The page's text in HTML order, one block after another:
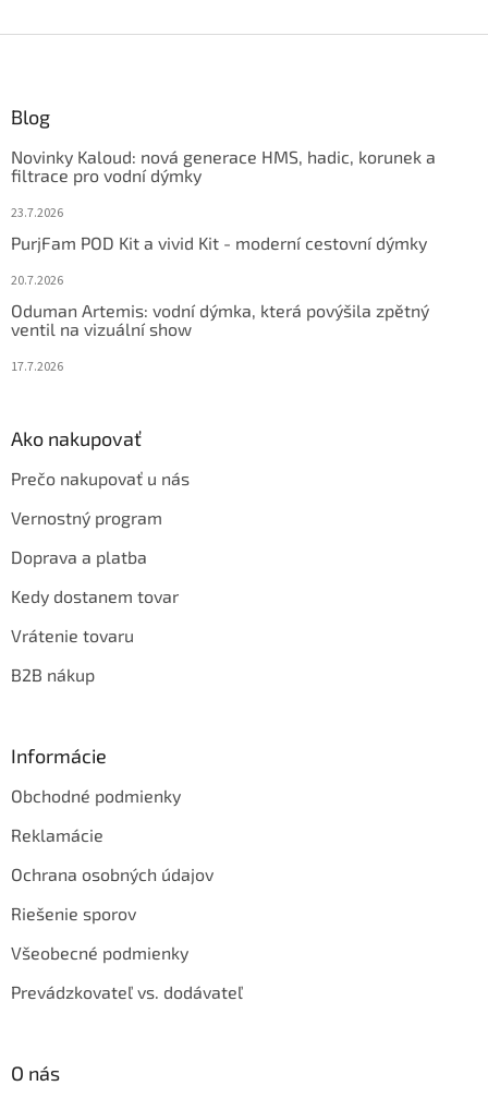
Blog
Novinky Kaloud: nová generace HMS, hadic, korunek a
filtrace pro vodní dýmky
23.7.2026
PurjFam POD Kit a vivid Kit - moderní cestovní dýmky
20.7.2026
Oduman Artemis: vodní dýmka, která povýšila zpětný
ventil na vizuální show
17.7.2026
Ako nakupovať
Prečo nakupovať u nás
Vernostný program
Doprava a platba
Kedy dostanem tovar
Vrátenie tovaru
B2B nákup
Informácie
Obchodné podmienky
Reklamácie
Ochrana osobných údajov
Riešenie sporov
Všeobecné podmienky
Prevádzkovateľ vs. dodávateľ
O nás